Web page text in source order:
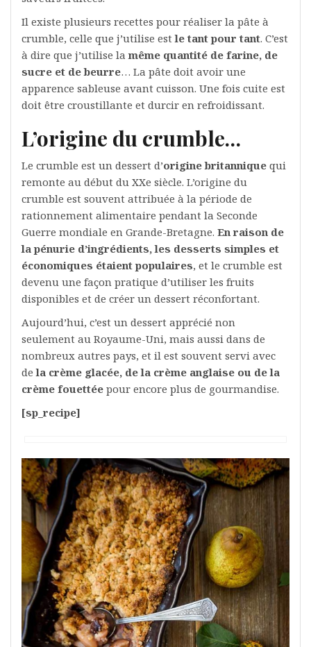
Il existe plusieurs recettes pour réaliser la pâte à
crumble, celle que j’utilise estle tant pour tant. C’est
à dire que j’utilise la même quantité de farine, de
sucre et de beurre… La pâte doit avoir une
apparence sableuse avant cuisson. Une fois cuite est
doit être croustillante et durcir en refroidissant.
L’origine du crumble…
Le crumble est un dessert d’origine britannique qui
remonte au début du XXe siècle. L’origine du
crumble est souvent attribuée à la période de
rationnement alimentaire pendant la Seconde
Guerre mondiale en Grande-Bretagne. En raison de
la pénurie d’ingrédients, les desserts simples et
économiques étaient populaires, et le crumble est
devenu une façon pratique d’utiliser les fruits
disponibles et de créer un dessert réconfortant.
Aujourd’hui, c’est un dessert apprécié non
seulement au Royaume-Uni, mais aussi dans de
nombreux autres pays, et il est souvent servi avec
dela crème glacée, de la crème anglaise ou de la
crème fouettée pour encore plus de gourmandise.
[sp_recipe]